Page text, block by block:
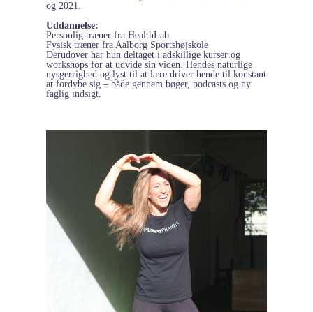
og 2021.
Uddannelse:
Personlig træner fra HealthLab
Fysisk træner fra Aalborg Sportshøjskole
Derudover har hun deltaget i adskillige kurser og
workshops for at udvide sin viden. Hendes naturlige
nysgerrighed og lyst til at lære driver hende til konstant
at fordybe sig – både gennem bøger, podcasts og ny
faglig indsigt.